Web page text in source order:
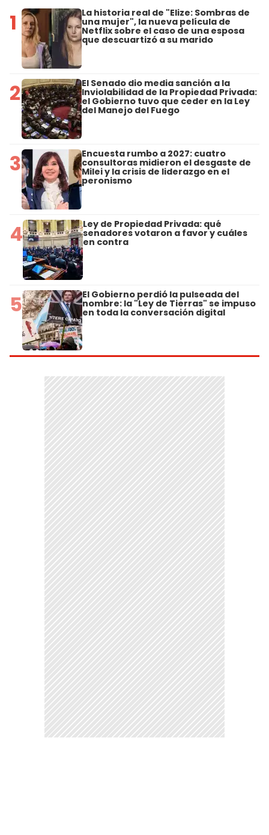
1 La historia real de "Elize: Sombras de
una mujer", la nueva película de
Netflix sobre el caso de una esposa
que descuartizó a su marido
2 El Senado dio media sanción a la
Inviolabilidad de la Propiedad Privada:
el Gobierno tuvo que ceder en la Ley
del Manejo del Fuego
3 Encuesta rumbo a 2027: cuatro
consultoras midieron el desgaste de
Milei y la crisis de liderazgo en el
peronismo
4 Ley de Propiedad Privada: qué
senadores votaron a favor y cuáles
en contra
5 El Gobierno perdió la pulseada del
nombre: la "Ley de Tierras" se impuso
en toda la conversación digital